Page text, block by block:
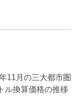
11月の三大都市圏
ル換算価格の推移